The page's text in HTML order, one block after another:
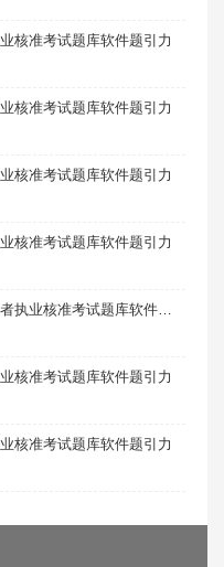
核准考试题库软件题引力
核准考试题库软件题引力
核准考试题库软件题引力
核准考试题库软件题引力
核准考试题库软件题引力
核准考试题库软件题引力